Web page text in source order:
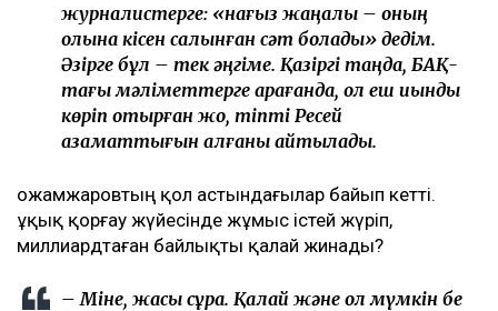
журналистерге: «нағыз жаңалық – оның
қолына кісен салынған сәт болады» дедім.
Әзірге бұл – тек әңгіме. Қазіргі таңда, БАҚ-
тағы мәліметтерге қарағанда, ол еш қиындық
көріп отырған жоқ, тіпті Ресей
азаматтығын алғаны айтылады.
Қожамжаровтың қол астындағылар байып кетті.
Құқық қорғау жүйесінде жұмыс істей жүріп,
миллиардтаған байлықты қалай жинады?
– Міне, жақсы сұрақ. Қалай және ол мүмкін бе